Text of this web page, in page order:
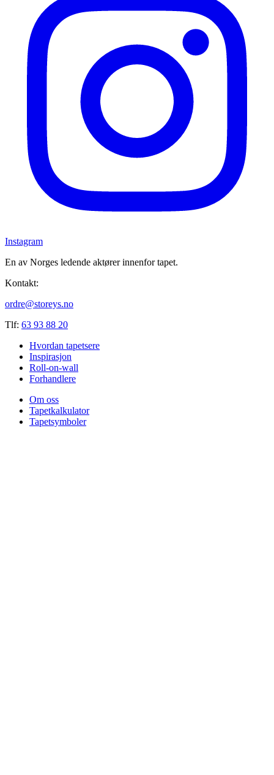
Instagram
En av Norges ledende aktører innenfor tapet.
Kontakt:
ordre@storeys.no
Tlf: 63 93 88 20
Hvordan tapetsere
Inspirasjon
Roll-on-wall
Forhandlere
Om oss
Tapetkalkulator
Tapetsymboler